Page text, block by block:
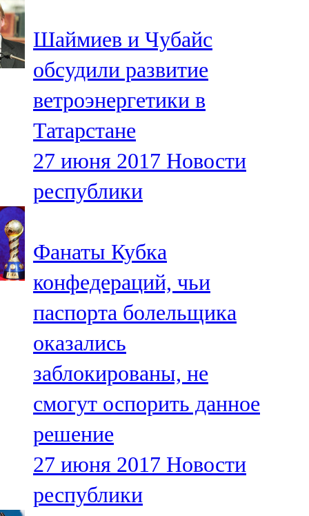
106,2 FM
Минзәлә
107,3 FM
Мөслим
100,0 FM
Нурлат
Олы Әтнә
71,42 FM
Сарман
107,8 FM
Теләче
106,1 FM
Түбән Кама
102,6 FM
Чирмешән
Шаймиев и Чубайс
обсудили развитие
ветроэнергетики в
Татарстане
27 июня 2017 Новости
республики
Фанаты Кубка
конфедераций, чьи
паспорта болельщика
оказались
заблокированы, не
смогут оспорить данное
решение
27 июня 2017 Новости
республики